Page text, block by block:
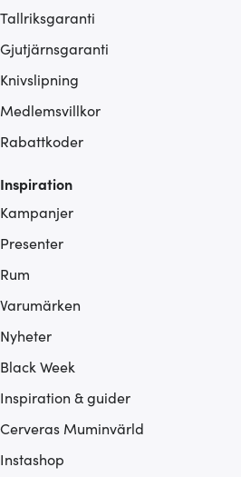
Tallriksgaranti
Gjutjärnsgaranti
Knivslipning
Medlemsvillkor
Rabattkoder
Inspiration
Kampanjer
Presenter
Rum
Varumärken
Nyheter
Black Week
Inspiration & guider
Cerveras Muminvärld
Instashop